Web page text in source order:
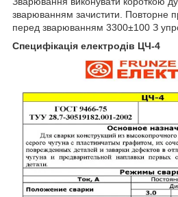
зварюванням зачистити. Повторне
перед зварюванням 3300±100 З
Специфікація електродів ЦЧ-4